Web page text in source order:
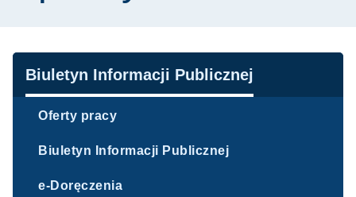
Nawigacja
Biuletyn Informacji Publicznej
Oferty pracy
Biuletyn Informacji Publicznej
e-Doręczenia